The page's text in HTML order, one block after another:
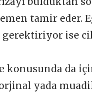
tamir eder.
ise
konusunda da
yada